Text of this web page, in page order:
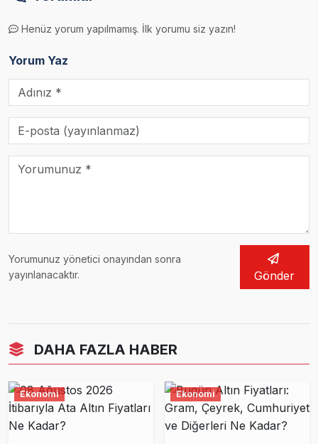
Henüz yorum yapılmamış. İlk yorumu siz yazın!
Yorum Yaz
Yorumunuz yönetici onayından sonra
yayınlanacaktır.
Gönder
DAHA FAZLA HABER
Ekonomi Ekonomi